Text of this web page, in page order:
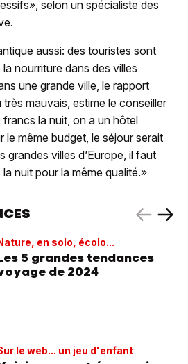
selon un spécialiste des
aussi: des touristes sont
nourriture dans des villes
une grande ville, le rapport
mauvais, estime le conseiller
la nuit, on a un hôtel
le même budget, le séjour serait
grandes villes d’Europe, il faut
nuit pour la même qualité.»
en solo, écolo...
5 grandes tendances
de 2024
le web... un jeu d'enfant